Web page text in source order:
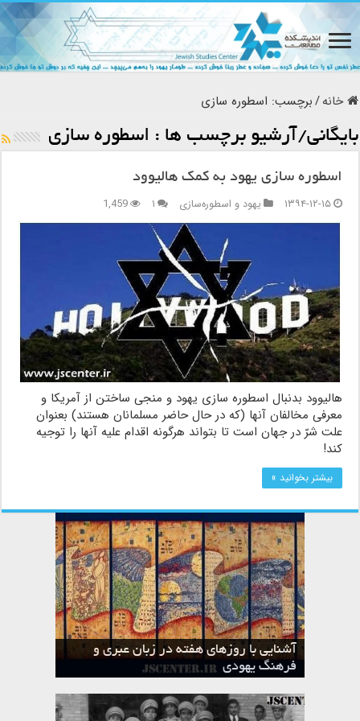
خانه/برچسب: اسطوره سازی
بایگانی/آرشیو برچسب ها : اسطوره سازی
اسطوره سازی یهود به کمک هالیوود
۱۳۹۴-۱۲-۱۵
یهود و اسطوره‌سازی ۱ 1,459
هالیوود بدنبال اسطوره سازی یهود و منجی ساختن از آمریکا و
معرفی مخالفان آنها (که در حال حاضر مسلمانان هستند) بعنوان
علت شرّ در جهان است تا بتواند هرگونه اقدام علیه آنها را توجیه
کند!
بیشتر بخوانید »
آشنایی با روزهای هفته در زبان عبری و
فرهنگ یهودی
ماه نیسان در تقویم عبری و میراث یهود
تقویم عبری
ماه شواط در تقویم عبری و میراث یهود
ماه طوت در تقویم عبری و میراث یهود
ماه حشوان در تقویم عبری و میراث یهود
ماه تیشری در تقویم عبری و میراث یهود
ماه الول در تقویم عبری و میراث یهود